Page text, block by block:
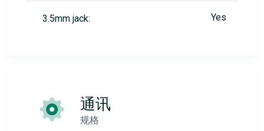
3.5mm jack: Yes
通讯
规格